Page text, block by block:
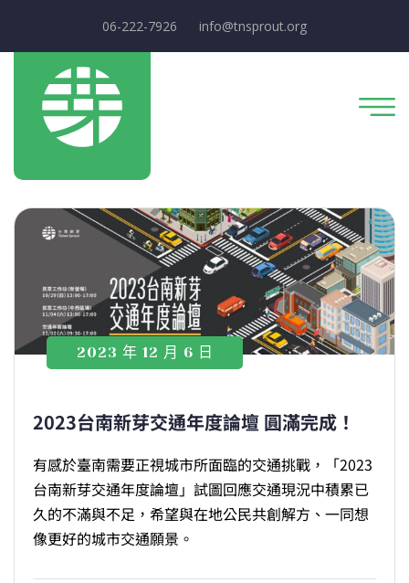
06-222-7926 info@tnsprout.org
2023 年 12 月 6 日
2023台南新芽交通年度論壇 圓滿完成！
有感於臺南需要正視城市所面臨的交通挑戰，「2023
台南新芽交通年度論壇」試圖回應交通現況中積累已
久的不滿與不足，希望與在地公民共創解方、一同想
像更好的城市交通願景。